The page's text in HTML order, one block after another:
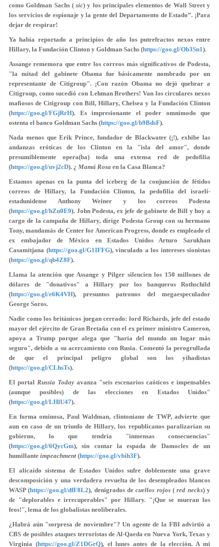
como Goldman Sachs ( sic) y los principales elementos de Wall Street y
los servicios de espionaje y la gente del Departamento de Estado”. ¡Para
dejar de respirar!
Ya había reportado a principios de año los putrefractos nexos entre
Hillary, la Fundación Clinton y Goldman Sachs (https://goo.gl/Ob3Sn1).
Assange rememora que entre los correos más significativos de Podesta,
"la mitad del gabinete Obama fue básicamente nombrado por un
representante de Citigroup". ¡Con razón Obama no dejó quebrar a
Citigroup, como sucedió con Lehman Brothers! Van los circulares nexos
mafiosos de Citigroup con Bill, Hillary, Chelsea y la Fundación Clinton
(https://goo.gl/FGjRrH). Es impresionante el poder omnímodo que
ostenta el banco Goldman Sachs (https://goo.gl/b9BdsF).
Nada menos que Erik Prince, fundador de Blackwater (¡!), exhibe las
andanzas eróticas de los Clinton en la "isla del amor", donde
presumiblemente opera(ba) toda una extensa red de pedofilia
(https://goo.gl/uvj2cD). ¿ Mamá Rosa en la Casa Blanca?
Estamos apenas en la punta del iceberg de la conjunción de fétidos
correos de Hillary, la Fundación Clinton, la pedofilia del israelí-
estadunidense Anthony Weiner y los correos Podesta
(https://goo.gl/hZu0E9). John Podesta, ex jefe de gabinete de Bill y hoy a
cargo de la campaña de Hillary, dirige Podesta Group con su hermano
Tony, mandamás de Center for American Progress, donde es empleado el
ex embajador de México en Estados Unidos Arturo Sarukhan
Casamitjana (https://goo.gl/G1IFFG), vinculado a los intereses sionistas
(https://goo.gl/qb4Z8F).
Llama la atención que Assange y Pilger silencien los 150 millones de
dólares de "donativos" a Hillary por los banqueros Rothschild
(https://goo.gl/e6K4VH), presuntos patronos del megaespeculador
George Soros.
Nadie como los británicos juegan cerrado: lord Richards, jefe del estado
mayor del ejército de Gran Bretaña con el ex primer ministro Cameron,
apoya a Trump porque alega que "haría del mundo un lugar más
seguro", debido a su acercamiento con Rusia. Comentó la perogrullada
de que el principal peligro global son los yihadistas
(https://goo.gl/CLhsTs).
El portal Russia Today avanza "seis escenarios caóticos e impensables
(aunque posibles) de las elecciones en Estados Unidos"
(https://goo.gl/LHlU47).
En forma ominosa, Paul Waldman, clintoniano de TWP, advierte que
aun en caso de un triunfo de Hillary, los republicanos paralizarían su
gobierno, lo que tendría "inmensas consecuencias"
(https://goo.gl/6QycGm), sin contar la espada de Damocles de un
humillante impeachment (https://goo.gl/vbih3F).
El alicaído sistema de Estados Unidos sufre doblemente una grave
descomposición y una verdadera revuelta de los desempleados blancos
WASP (https://goo.gl/dfF8L2), denigrados decuellos rojos(red necks) y
de "deplorables e irrecuperables" por Hillary. "¡Que se mueran los
feos!", lema de los globalistas neoliberales.
¿Habrá aún "sorpresa de noviembre"? Un agente de la FBI advirtió a
CBS de posibles ataques terroristas de Al-Qaeda en Nueva York, Texas y
Virginia (https://goo.gl/Z1DGrQ), el lunes antes de la elección. A mi